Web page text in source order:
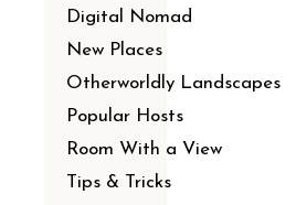
Digital Nomad
New Places
Otherworldly Landscapes
Popular Hosts
Room With a View
Tips & Tricks